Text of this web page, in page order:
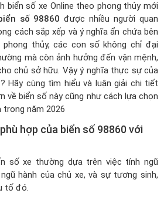
biển số xe Online theo phong thủy mới
số 98860 được nhiều người quan
cách sắp xếp và ý nghĩa ẩn chứa bên
phong thủy, các con số không chỉ đại
mà còn ảnh hưởng đến vận mệnh,
chủ sở hữu. Vậy ý nghĩa thực sự của
Hãy cùng tìm hiểu và luận giải chi tiết
về biển số này cũng như cách lựa chọn
trong năm 2026
hợp của biển số 98860 với
số xe thường dựa trên việc tính ngũ
hành của chủ xe, và sự tương sinh,
tố đó.